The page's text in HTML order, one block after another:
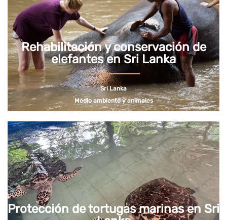
Rehabilitación y conservación de
elefantes en Sri Lanka
Sri Lanka
Medio ambiente y animales
Protección de tortugas marinas en Sri